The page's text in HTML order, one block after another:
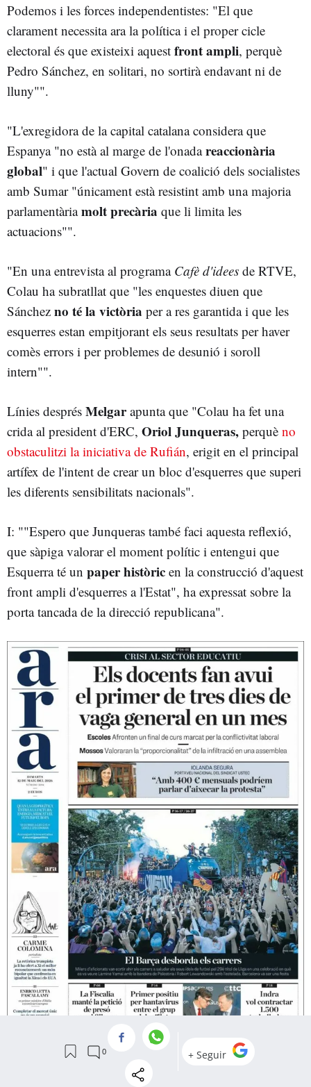
Podemos i les forces independentistes: "El que
clarament necessita ara la política i el proper cicle
electoral és que existeixi aquest front ampli, perquè
Pedro Sánchez, en solitari, no sortirà endavant ni de
lluny"".
"L'exregidora de la capital catalana considera que
Espanya "no està al marge de l'onadareaccionària
global" i que l'actual Govern de coalició dels socialistes
amb Sumar "únicament està resistint amb una majoria
parlamentàriamolt precària que li limita les
actuacions"".
"En una entrevista al programa Cafè d'idees de RTVE,
Colau ha subratllat que "les enquestes diuen que
Sánchez no té la victòria per a res garantida i que les
esquerres estan empitjorant els seus resultats per haver
comès errors i per problemes de desunió i soroll
intern"".
Línies després Melgarapunta que "Colau ha fet una
crida al president d'ERC, Oriol Junqueras, perquè no
obstaculitzi la iniciativa de Rufián, erigit en el principal
artífex de l'intent de crear un bloc d'esquerres que superi
les diferents sensibilitats nacionals".
I: ""Espero que Junqueras també faci aquesta reflexió,
que sàpiga valorar el moment polític i entengui que
Esquerra té un paper històric en la construcció d'aquest
front ampli d'esquerres a l'Estat", ha expressat sobre la
porta tancada de la direcció republicana".
Portada de 'Ara' el 12 de maig